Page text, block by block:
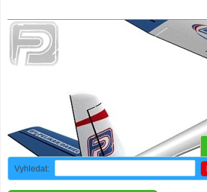
Vyhledat: